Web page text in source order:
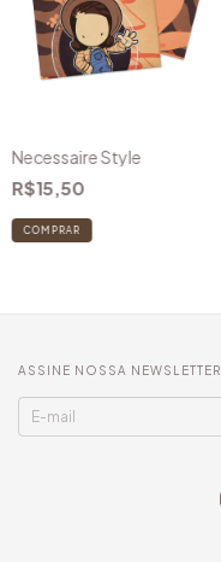
Necessaire Style
R$15,50
COMPRAR
ASSINE NOSSA NEWSLETTER